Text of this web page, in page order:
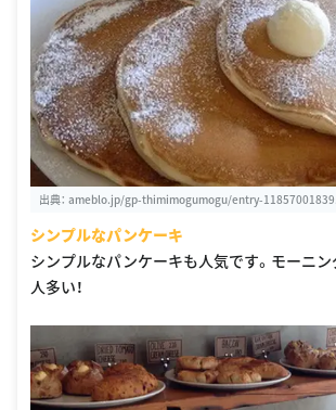
出典： ameblo.jp/gp-thimimogumogu/entry-
シンプルなパンケーキ
シンプルなパンケーキも人気です。モーニ
人多い！